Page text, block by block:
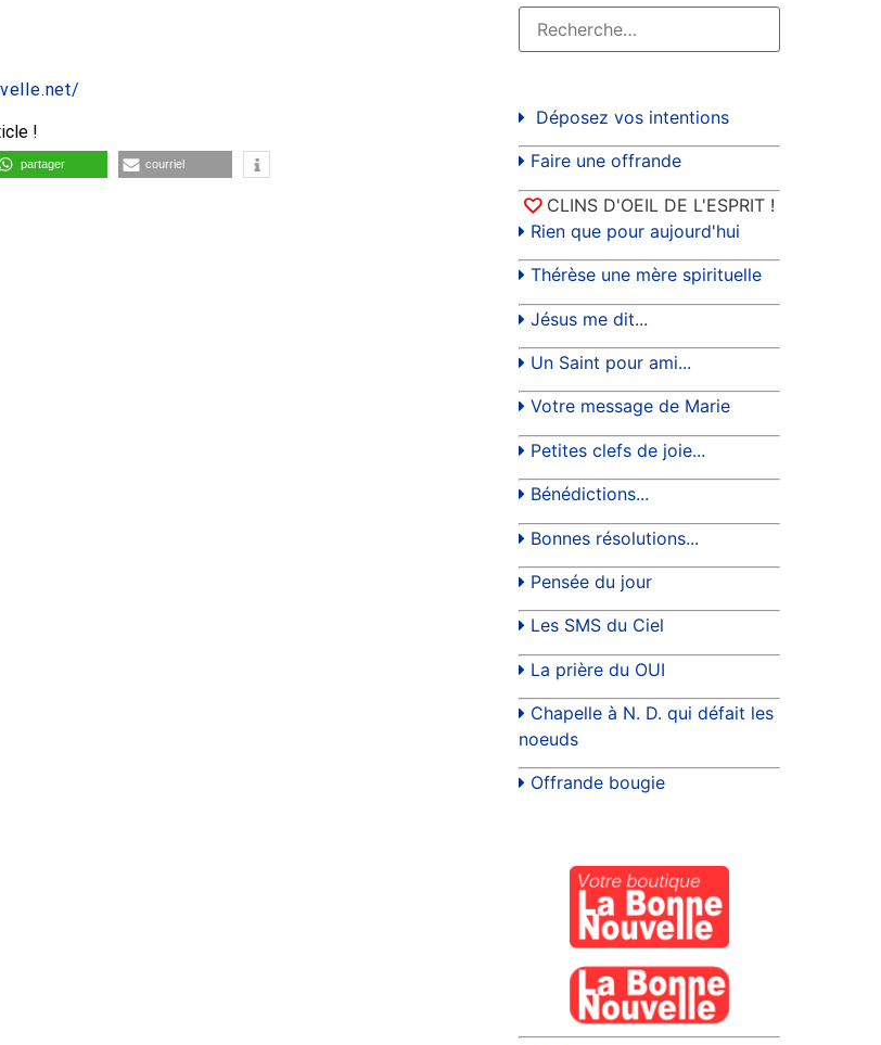
!
partager courriel
Déposez vos intentions
Faire une offrande
CLINS D'OEIL DE L'ESPRIT !
Rien que pour aujourd'hui
Thérèse une mère spirituelle
Jésus me dit...
Un Saint pour ami...
Votre message de Marie
Petites clefs de joie...
Bénédictions...
Bonnes résolutions...
Pensée du jour
Les SMS du Ciel
La prière du OUI
Chapelle à N. D. qui défait les
noeuds
Offrande bougie